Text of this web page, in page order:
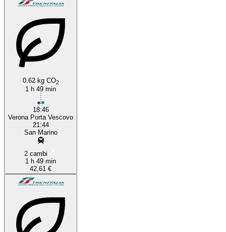
Verona
0.62 kg CO2
1 h 49 min
18:46
Verona Porta Vescovo
21:44
San Marino
2 cambi
1 h 49 min
42,61 €